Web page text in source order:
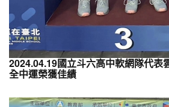
2024.04.19國立斗六高中軟網隊代表
全中運榮獲佳績